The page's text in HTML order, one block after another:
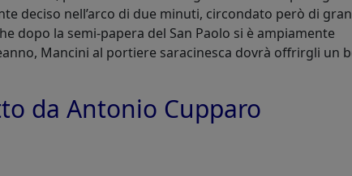
deciso nell’arco di due minuti, circondato però di
dopo la semi-papera del San Paolo si è ampiamente
Mancini al portiere saracinesca dovrà offrirgli un
da Antonio Cupparo